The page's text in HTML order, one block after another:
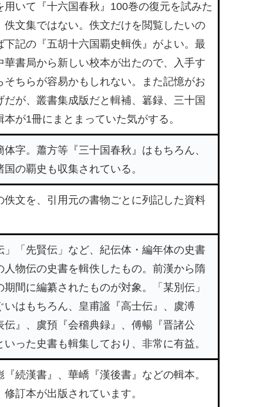
用いて『十六国春秋』100巻の復元を試みた
佚文集ではない。佚文だけを閲覧したいの
下記の『五胡十六国覇史輯佚』がよい。最
華書局から新しい校本が出たので、入手す
そちらが容易かもしれない。また記憶がお
だが、叢書集成版だと輯補、簒録、三十国
本が1冊にまとまっていた気がする。
体字。蕭方等『三十国春秋』はもちろん、
国の覇史も収集されている。
佚文を、引用元の書物ごとに列記した資料
」「先賢伝」など、紀伝体・編年体の史書
人物伝の史書を輯佚したもの。前漢から隋
期間に編纂されたものが対象。「某別伝」
いはもちろん、皇甫謐『高士伝』、虞溥
伝』、虞預『会稽典録』、傅暢『晋諸公
いった史書も輯集しており、非常に有益。
『続漢書』、華嶠『漢後書』などの輯本。
修訂本が出版されています。